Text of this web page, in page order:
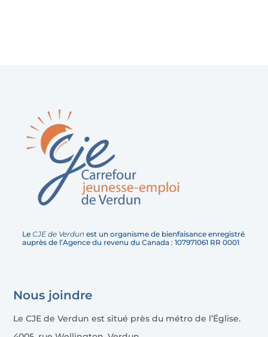
LeCJE de Verdun est un organisme de bienfaisance enregistré
auprès de l’Agence du revenu du Canada : 107971061 RR 0001
Nous joindre
Le CJE de Verdun est situé près du métro de l’Église.